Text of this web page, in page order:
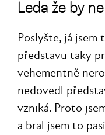
Leda že by ne
Poslyšte, já
představu taky
vehementně
nedovedl
vzniká. Proto
a bral jsem to